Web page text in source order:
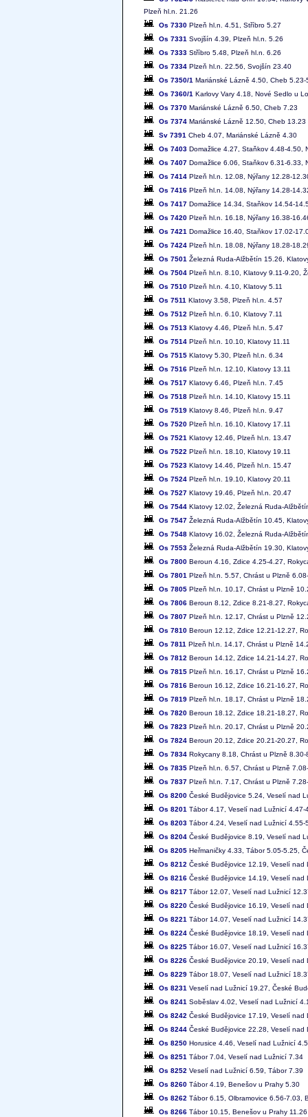
Plzeň hl.n. 21.26
Os 7330 Plzeň hl.n. 4.51, Stříbro 5.27
Os 7331 Svojšín 4.39, Plzeň hl.n. 5.26
Os 7333 Stříbro 5.48, Plzeň hl.n. 6.26
Os 7334 Plzeň hl.n. 22.56, Svojšín 23.40
Os 7350/1 Mariánské Lázně 4.50, Cheb
Os 7360/1 Karlovy Vary 4.18, Nové Sedlo u
Os 7370 Mariánské Lázně 6.50, Cheb 7.23
Os 7374 Mariánské Lázně 12.50, Cheb 13.23
Sv 7391 Cheb 4.07, Mariánské Lázně 4.30
Os 7403 Domažlice 4.27, Staňkov 4.48-4.50,
Os 7407 Domažlice 6.06, Staňkov 6.31-6.33,
Os 7414 Plzeň hl.n. 12.08, Nýřany 12.28-
Os 7416 Plzeň hl.n. 14.08, Nýřany 14.28-
Os 7417 Domažlice 14.34, Staňkov 14.54-
Os 7420 Plzeň hl.n. 16.18, Nýřany 16.38-
Os 7421 Domažlice 16.40, Staňkov 17.02-
Os 7424 Plzeň hl.n. 18.08, Nýřany 18.28-
Os 7501 Železná Ruda-Alžbětín 15.26,
Os 7504 Plzeň hl.n. 8.10, Klatovy 9.11-9.20,
Os 7510 Plzeň hl.n. 4.10, Klatovy 5.11
Os 7511 Klatovy 3.58, Plzeň hl.n. 4.57
Os 7512 Plzeň hl.n. 6.10, Klatovy 7.11
Os 7513 Klatovy 4.46, Plzeň hl.n. 5.47
Os 7514 Plzeň hl.n. 10.10, Klatovy 11.11
Os 7515 Klatovy 5.30, Plzeň hl.n. 6.34
Os 7516 Plzeň hl.n. 12.10, Klatovy 13.11
Os 7517 Klatovy 6.46, Plzeň hl.n. 7.45
Os 7518 Plzeň hl.n. 14.10, Klatovy 15.11
Os 7519 Klatovy 8.46, Plzeň hl.n. 9.47
Os 7520 Plzeň hl.n. 16.10, Klatovy 17.11
Os 7521 Klatovy 12.46, Plzeň hl.n. 13.47
Os 7522 Plzeň hl.n. 18.10, Klatovy 19.11
Os 7523 Klatovy 14.46, Plzeň hl.n. 15.47
Os 7524 Plzeň hl.n. 19.10, Klatovy 20.11
Os 7527 Klatovy 19.46, Plzeň hl.n. 20.47
Os 7544 Klatovy 12.02, Železná Ruda-
Os 7547 Železná Ruda-Alžbětín 10.45,
Os 7548 Klatovy 16.02, Železná Ruda-
Os 7553 Železná Ruda-Alžbětín 19.30,
Os 7800 Beroun 4.16, Zdice 4.25-4.27,
Os 7801 Plzeň hl.n. 5.57, Chrást u Plzně
Os 7805 Plzeň hl.n. 10.17, Chrást u Plzně
Os 7806 Beroun 8.12, Zdice 8.21-8.27,
Os 7807 Plzeň hl.n. 12.17, Chrást u Plzně
Os 7810 Beroun 12.12, Zdice 12.21-12.27,
Os 7811 Plzeň hl.n. 14.17, Chrást u Plzně
Os 7812 Beroun 14.12, Zdice 14.21-14.27,
Os 7815 Plzeň hl.n. 16.17, Chrást u Plzně
Os 7816 Beroun 16.12, Zdice 16.21-16.27,
Os 7819 Plzeň hl.n. 18.17, Chrást u Plzně
Os 7820 Beroun 18.12, Zdice 18.21-18.27,
Os 7823 Plzeň hl.n. 20.17, Chrást u Plzně
Os 7824 Beroun 20.12, Zdice 20.21-20.27,
Os 7834 Rokycany 8.18, Chrást u Plzně
Os 7835 Plzeň hl.n. 6.57, Chrást u Plzně
Os 7837 Plzeň hl.n. 7.17, Chrást u Plzně
Os 8200 České Budějovice 5.24, Veselí nad
Os 8201 Tábor 4.17, Veselí nad Lužnicí
Os 8203 Tábor 4.24, Veselí nad Lužnicí
Os 8204 České Budějovice 8.19, Veselí nad
Os 8205 Heřmaničky 4.33, Tábor 5.05-5.25,
Os 8212 České Budějovice 12.19, Veselí
Os 8216 České Budějovice 14.19, Veselí
Os 8217 Tábor 12.07, Veselí nad Lužnicí
Os 8220 České Budějovice 16.19, Veselí
Os 8221 Tábor 14.07, Veselí nad Lužnicí
Os 8224 České Budějovice 18.19, Veselí
Os 8225 Tábor 16.07, Veselí nad Lužnicí
Os 8226 České Budějovice 20.19, Veselí
Os 8229 Tábor 18.07, Veselí nad Lužnicí
Os 8231 Veselí nad Lužnicí 19.27, České
Os 8241 Soběslav 4.02, Veselí nad Lužnicí
Os 8242 České Budějovice 17.19, Veselí nad
Os 8244 České Budějovice 22.28, Veselí nad
Os 8250 Horusice 4.46, Veselí nad Lužnicí
Os 8251 Tábor 7.04, Veselí nad Lužnicí 7.34
Os 8252 Veselí nad Lužnicí 6.59, Tábor 7.39
Os 8260 Tábor 4.19, Benešov u Prahy 5.30
Os 8262 Tábor 6.15, Olbramovice 6.56-7.03,
Os 8266 Tábor 10.15, Benešov u Prahy 11.26